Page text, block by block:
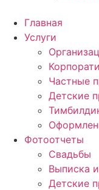
Главная
Услуги
Частные
Детские
Фотоотчеты
Cвадьбы
Выписка
Детские